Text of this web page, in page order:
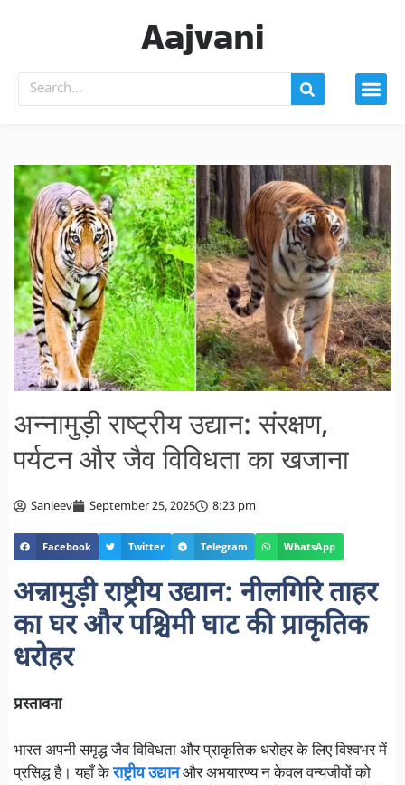
Aajvani
अन्नामुड़ी राष्ट्रीय उद्यान: संरक्षण,
पर्यटन और जैव विविधता का खजाना
Sanjeev September 25, 2025 8:23 pm
Facebook Twitter Telegram WhatsApp
अन्नामुड़ी राष्ट्रीय उद्यान: नीलगिरि ताहर
का घर और पश्चिमी घाट की प्राकृतिक
धरोहर
प्रस्तावना
भारत अपनी समृद्ध जैव विविधता और प्राकृतिक धरोहर के लिए विश्वभर में
प्रसिद्ध है। यहाँ केराष्ट्रीय उद्यानऔर अभयारण्य न केवल वन्यजीवों को